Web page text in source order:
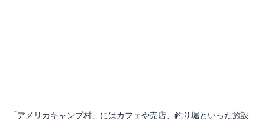
「アメリカキャンプ村」にはカフェや売店、釣り堀といった施設